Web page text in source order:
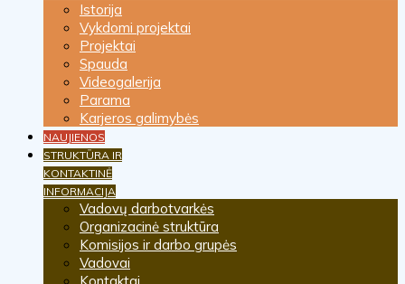
Istorija
Vykdomi projektai
Projektai
Spauda
Videogalerija
Parama
Karjeros galimybės
NAUJIENOS
STRUKTŪRA IR
KONTAKTINĖ
INFORMACIJA
Vadovų darbotvarkės
Organizacinė struktūra
Komisijos ir darbo grupės
Vadovai